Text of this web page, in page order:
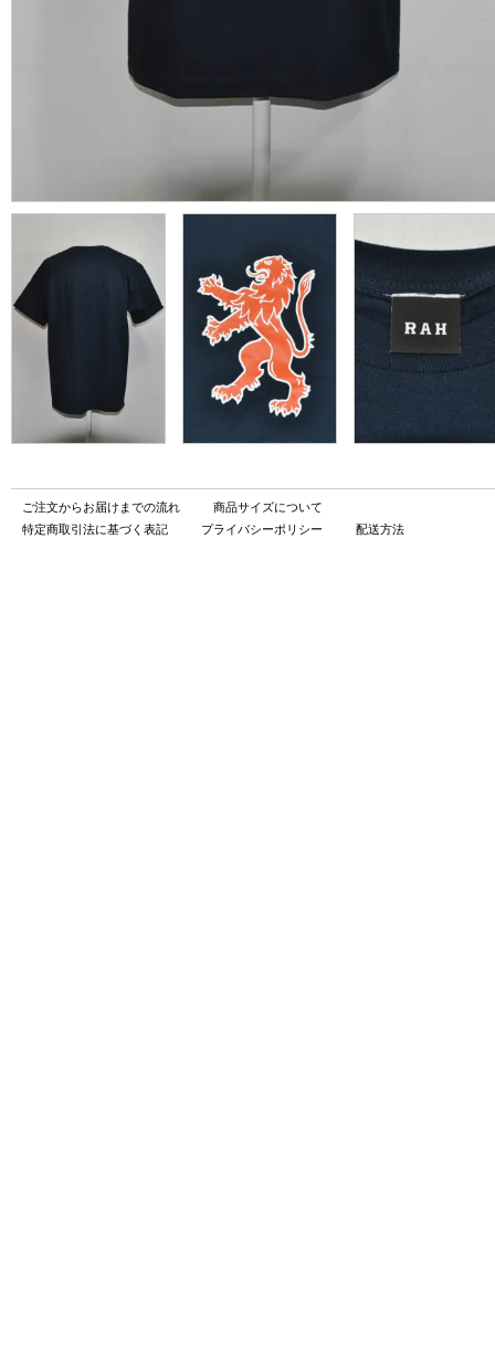
ご注文からお届けまでの流れ
商品サイズについて
特定商取引法に基づく表記
プライバシーポリシー 配送方法